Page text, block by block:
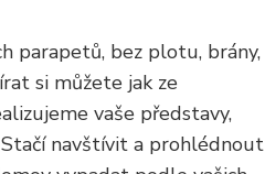
parapetů, bez plotu, brány,
si můžete jak ze
vaše představy,
navštívit a prohlédnout